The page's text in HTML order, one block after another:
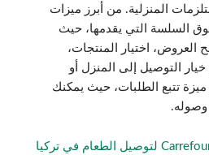
المنزلية. من أبرز ميزات
السلسة التي يقدمها، حيث
اختيار المنتجات،
خيار التوصيل إلى المنزل أو
ميزة تتبع الطلبات، حيث يمكنك
وصوله.
رابط تحميل تطبيق Carrefoursa لتوصيل الطعام في تركيا